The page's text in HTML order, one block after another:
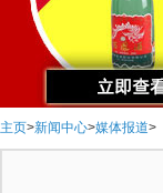
主页>新闻中心>媒体报道>